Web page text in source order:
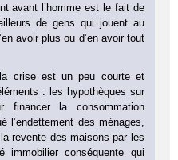
avant l’homme est le fait de
de gens qui jouent au
avoir plus ou d’en avoir tout
crise est un peu courte et
: les hypothèques sur
financer la consommation
l’endettement des ménages,
revente des maisons par les
immobilier conséquente qui